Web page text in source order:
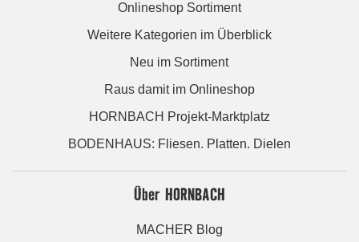
Onlineshop Sortiment
Weitere Kategorien im Überblick
Neu im Sortiment
Raus damit im Onlineshop
HORNBACH Projekt-Marktplatz
BODENHAUS: Fliesen. Platten. Dielen
Über HORNBACH
MACHER Blog